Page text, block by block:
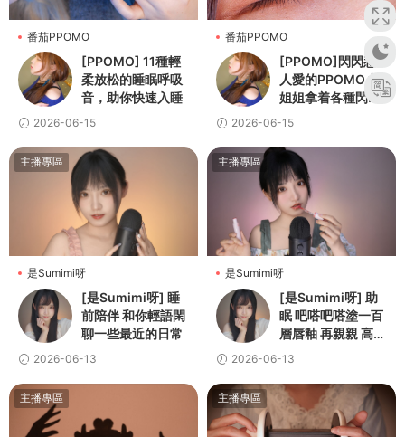
番茄PPOMO
[PPOMO] 11種輕
柔放松的睡眠呼吸
音，助你快速入睡
2026-06-15
番茄PPOMO
[PPOMO]閃閃惹
人愛的PPOMO小
姐姐拿着各種閃閃
發光的道具讓你輕
2026-06-15
主播專區
是Sumimi呀
[是Sumimi呀] 睡
前陪伴 和你輕語閑
聊一些最近的日常
2026-06-13
主播專區
是Sumimi呀
[是Sumimi呀] 助
眠 吧嗒吧嗒塗一百
層唇釉 再親親 高解
析無損音質
2026-06-13
主播專區 主播專區